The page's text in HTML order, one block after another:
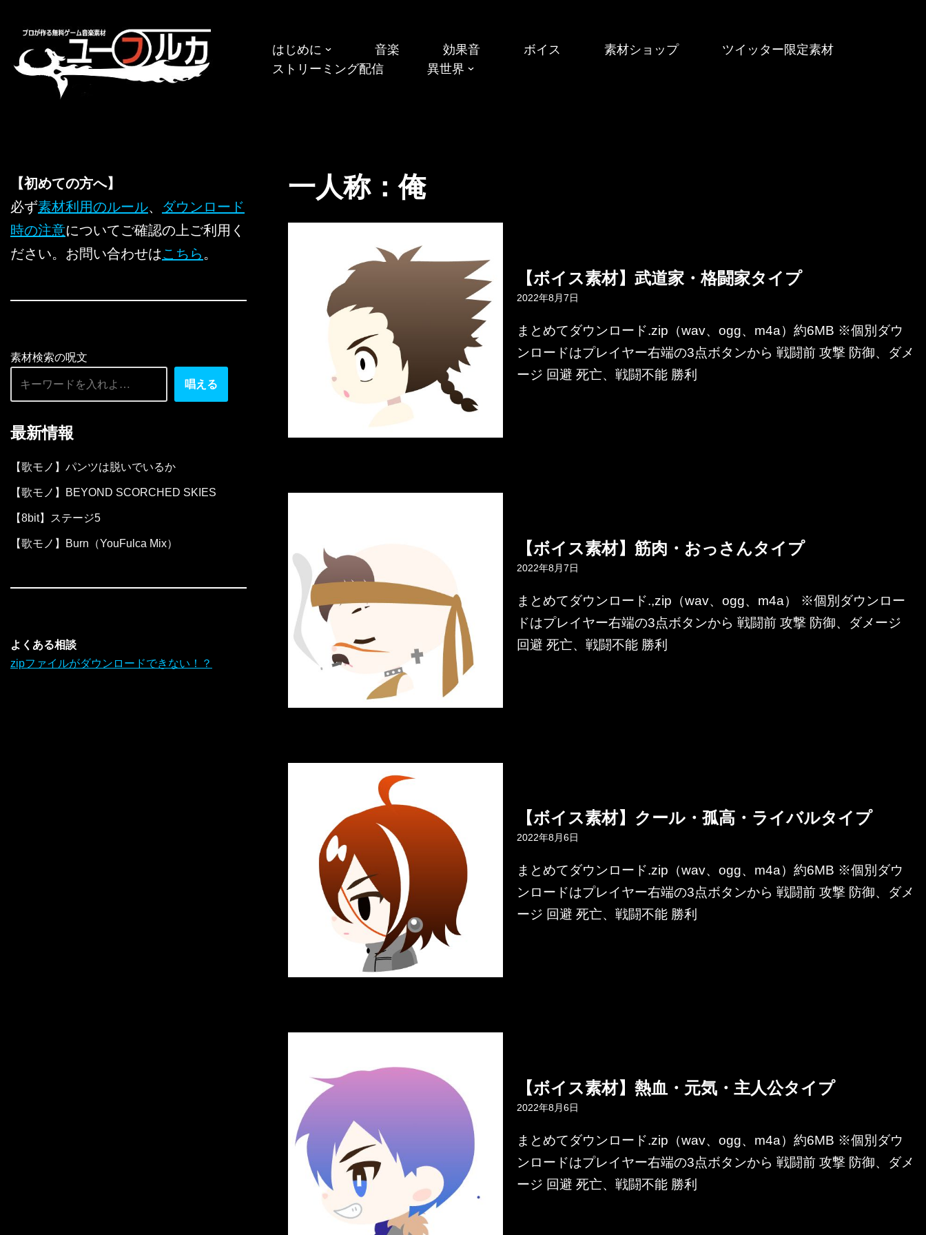
ン
テ
ッ
プ
はじめに 音楽 効果音 ボイス 素材ショップ
ツイッター限定素材
ストリーミング配信
異世界
【初めての方へ】
必ず素材利用のルール、 ダウンロード
時の注意についてご確認の上ご利用く
ださい。お問い合わせはこちら 。
素材検索の呪文
唱える
最新情報
【歌モノ】パンツは脱いでいるか
【歌モノ】BEYOND SCORCHED SKIES
【8bit】ステージ5
【歌モノ】Burn（YouFulca Mix）
よくある相談
zipファイルがダウンロードできない！？
一人称：俺
【ボイス素材】武道家・格闘家タイプ
2022年8月7日
まとめてダウンロード.zip（wav、ogg、m4a）約6MB ※個別ダウ
ンロードはプレイヤー右端の3点ボタンから 戦闘前 攻撃 防御、ダメ
ージ 回避 死亡、戦闘不能 勝利
【ボイス素材】筋肉・おっさんタイプ
2022年8月7日
まとめてダウンロード.,zip（wav、ogg、m4a） ※個別ダウンロー
ドはプレイヤー右端の3点ボタンから 戦闘前 攻撃 防御、ダメージ
回避 死亡、戦闘不能 勝利
【ボイス素材】クール・孤高・ライバルタイプ
2022年8月6日
まとめてダウンロード.zip（wav、ogg、m4a）約6MB ※個別ダウ
ンロードはプレイヤー右端の3点ボタンから 戦闘前 攻撃 防御、ダメ
ージ 回避 死亡、戦闘不能 勝利
【ボイス素材】熱血・元気・主人公タイプ
2022年8月6日
まとめてダウンロード.zip（wav、ogg、m4a）約6MB ※個別ダウ
ンロードはプレイヤー右端の3点ボタンから 戦闘前 攻撃 防御、ダメ
ージ 回避 死亡、戦闘不能 勝利